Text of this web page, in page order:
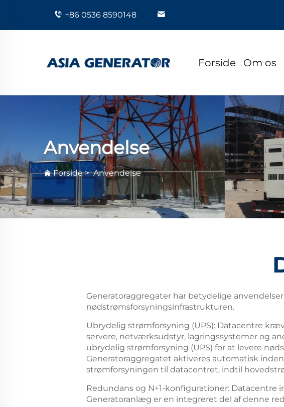
+86 0536 8590148
Forside Om os
Anvendelse
Forside>Anvendelse
Generatoraggregater har betydelige
nødstrømsforsyningsinfrastrukturen.
Ubrydelig strømforsyning (UPS): Datacentre
servere, netværksudstyr, lagringssystemer og
ubrydelig strømforsyning (UPS) for at levere
Generatoraggregatet aktiveres automatisk
strømforsyningen til datacentret, indtil
Redundans og N+1-konfigurationer:
Generatoranlæg er en integreret del af denne